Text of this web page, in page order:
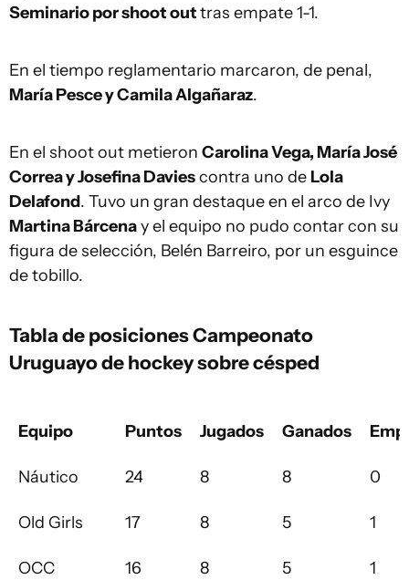
Seminario por shoot outtras empate 1-1.
En el tiempo reglamentario marcaron, de penal,
María Pesce y Camila Algañaraz.
En el shoot out metieron Carolina Vega, María José
Correa y Josefina Daviescontra uno de Lola
Delafond. Tuvo un gran destaque en el arco de Ivy
Martina Bárcenay el equipo no pudo contar con su
figura de selección, Belén Barreiro, por un esguince
de tobillo.
Tabla de posiciones Campeonato
Uruguayo de hockey sobre césped
Equipo Puntos Jugados Ganados
Náutico 24 8 8 0
Old Girls 17 8 5 1
OCC 16 8 5 1